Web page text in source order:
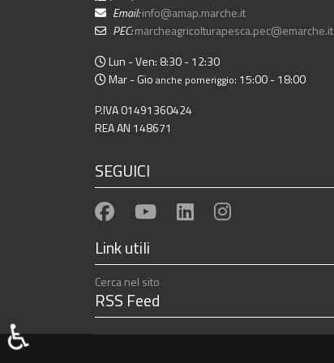
Email:info@amap.marche.it
PEC:marcheagricolturapesca.pec@emarche.it
Lun - Ven: 8:30 - 12:30
Mar - Gio anche pomeriggio: 15:00 - 18:00
P.IVA 01491360424
REA AN 148671
SEGUICI
Link utili
Cerca nel sito
RSS Feed